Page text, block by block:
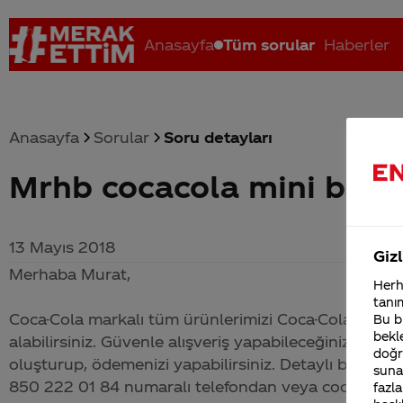
Anasayfa Tüm sorular Haberler
Coca-Cola nerenin malı? Coca cola İsrail malı mı Yani ...
Anasayfa Sorular Soru detayları
Mrhb cocacola mini
13 Mayıs 2018
Merhaba Murat,
Coca-Cola markalı tüm ürünlerimizi Coca-Cola
alabilirsiniz. Güvenle alışveriş yapabileceğiniz
oluşturup, ödemenizi yapabilirsiniz. Detaylı bilgi ve
850 222 01 84 numaralı telefondan veya coca-
Bu